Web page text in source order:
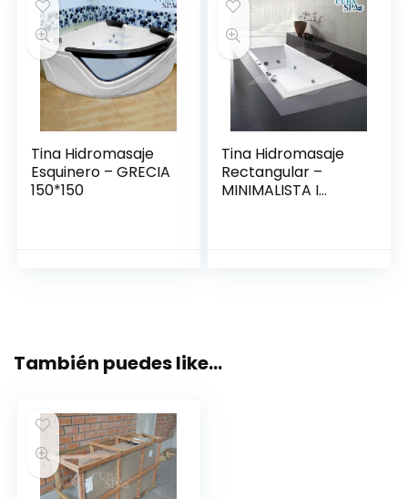
Tina Hidromasaje
Esquinero – GRECIA
150*150
Tina Hidromasaje
Rectangular –
MINIMALISTA I
También puedes like…